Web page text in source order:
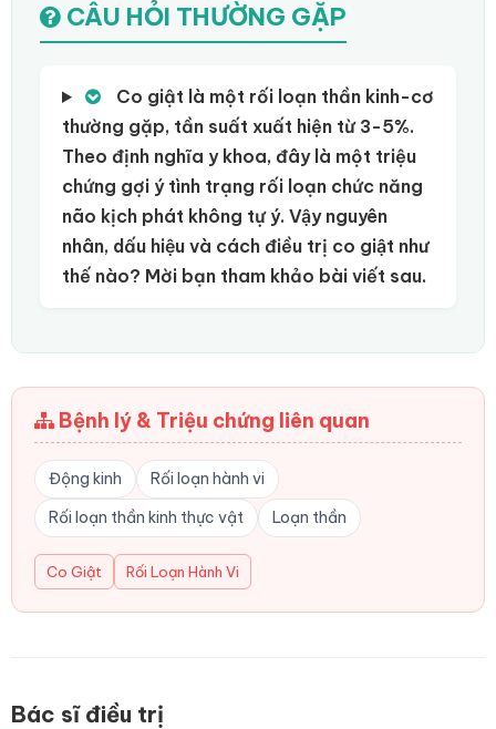
CÂU HỎI THƯỜNG GẶP
Co giật là một rối loạn thần kinh-cơ
thường gặp, tần suất xuất hiện từ 3-5%.
Theo định nghĩa y khoa, đây là một triệu
chứng gợi ý tình trạng rối loạn chức năng
não kịch phát không tự ý. Vậy nguyên
nhân, dấu hiệu và cách điều trị co giật như
thế nào? Mời bạn tham khảo bài viết sau.
Bệnh lý & Triệu chứng liên quan
Động kinh
Rối loạn hành vi
Rối loạn thần kinh thực vật
Loạn thần
Co Giật Rối Loạn Hành Vi
Bác sĩ điều trị